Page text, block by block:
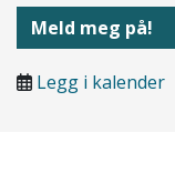
Meld meg på!
Legg i kalender